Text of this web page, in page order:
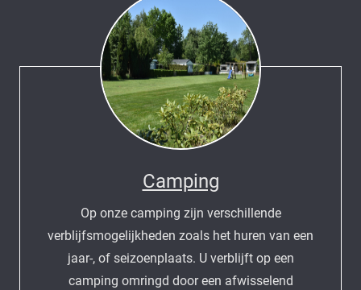
Camping
Op onze camping zijn verschillende
verblijfsmogelijkheden zoals het huren van een
jaar-, of seizoenplaats. U verblijft op een
camping omringd door een afwisselend